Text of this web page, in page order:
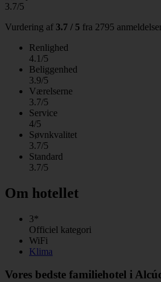
3.7/5
Vurdering af 3.7 / 5 fra 2795
Renlighed
4.1/5
Beliggenhed
3.9/5
Værelserne
3.7/5
Service
4/5
Søvnkvalitet
3.7/5
Standard
3.7/5
Om hotellet
3*
Officiel kategori
WiFi
Klima
Vores bedste familiehotel i